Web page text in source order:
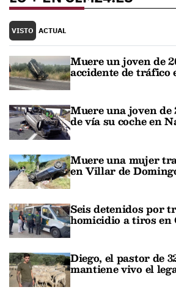
VISTO ACTUAL
Muere un joven de
accidente de tráfico
Muere una joven de
de vía su coche en
Muere una mujer
en Villar de
Seis detenidos por
homicidio a tiros en
Diego, el pastor de
mantiene vivo el